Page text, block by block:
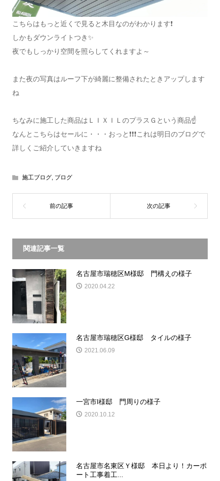
こちらはもっと近くで見ると木目なのがわかります❗
しかもダウンライトつき✨
夜でもしっかり空間を照らしてくれますよ～
また夜の写真はルーフ下が綺麗に整備されたときアップします
ね
ちなみに施工した商品はＬＩＸＩＬのプラスＧという商品☝
なんとこちらはセールに・・・おっと❗❗❗これは明日のブログで
詳しくご紹介していきますね
施工ブログ, ブログ
関連記事一覧
名古屋市瑞穂区M様邸 門構えの様子
2020.04.22
名古屋市瑞穂区G様邸 タイルの様子
2021.06.09
一宮市I様邸 門周りの様子
2020.10.12
名古屋市名東区Ｙ様邸 本日より！カーポ
ート工事着工...